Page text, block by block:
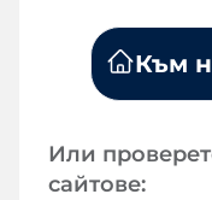
Към
Или
сайтове: